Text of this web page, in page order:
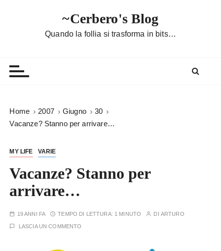
~Cerbero's Blog
Quando la follia si trasforma in bits…
Home 2007 Giugno
30
Vacanze? Stanno per arrivare…
MY LIFE VARIE
Vacanze? Stanno per
arrivare…
19 ANNI FA TEMPO DI LETTURA: 1 MINUTO DI ARTURO
LASCIA UN COMMENTO